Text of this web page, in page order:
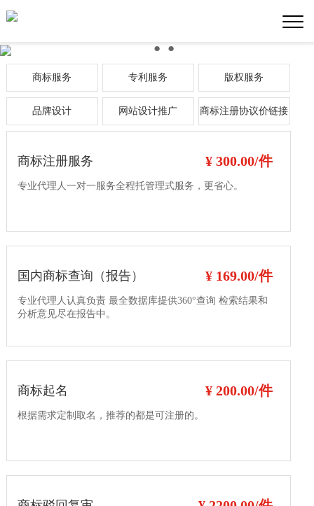
● ●
商标服务 专利服务 版权服务
品牌设计 网站设计推广 商标注册协议价链接
商标注册服务 ¥ 300.00/件
专业代理人一对一服务全程托管理式服务，更省心。
国内商标查询（报告） ¥ 169.00/件
专业代理人认真负责 最全数据库提供360°查询 检索结果和
分析意见尽在报告中。
商标起名 ¥ 200.00/件
根据需求定制取名，推荐的都是可注册的。